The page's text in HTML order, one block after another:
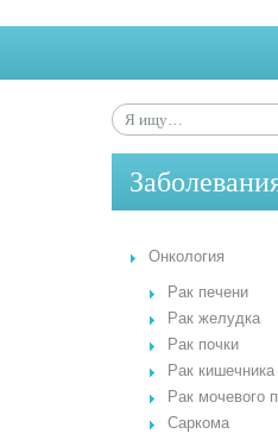
ЗАБОЛЕВАНИЯ
СОВЕТЫ ГАНДЕЛЬМАНА
Онкология
Рак печени
Рак желудка
Рак почки
Рак кишечника
Рак мочевого
Саркома